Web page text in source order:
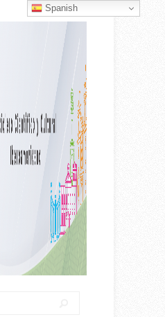
Spanish